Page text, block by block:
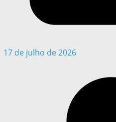
17 de julho de 2026